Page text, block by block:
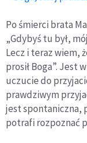
Po śmierci brata
„Gdybyś tu był,
Lecz i teraz wiem,
prosił Boga”. Jest
uczucie do
prawdziwym
jest spontaniczna,
potrafi rozpoznać